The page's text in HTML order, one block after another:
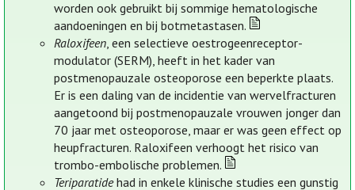
worden ook gebruikt bij sommige hematologische
aandoeningen en bij botmetastasen.
Raloxifeen, een selectieve oestrogeenreceptor-
modulator (SERM), heeft in het kader van
postmenopauzale osteoporose een beperkte plaats.
Er is een daling van de incidentie van wervelfracturen
aangetoond bij postmenopauzale vrouwen jonger dan
70 jaar met osteoporose, maar er was geen effect op
heupfracturen. Raloxifeen verhoogt het risico van
trombo-embolische problemen.
Teriparatidehad in enkele klinische studies een gunstig